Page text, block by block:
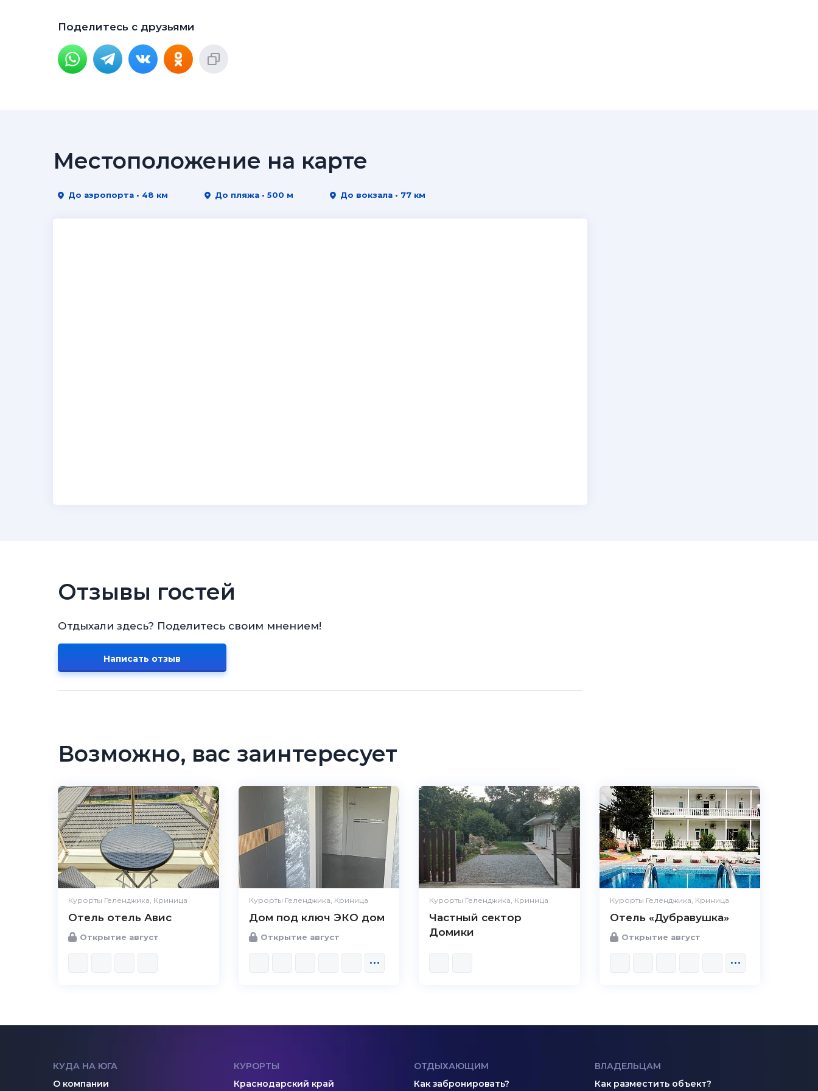
Поделитесь с друзьями
Местоположение на карте
До аэропорта • 48 км До пляжа • 500 м До вокзала • 77 км
Отзывы гостей
Отдыхали здесь? Поделитесь своим мнением!
Написать отзыв
Возможно, вас заинтересует
Курорты Геленджика, Криница
Отель отель Авис
Открытие август
Курорты Геленджика, Криница
Дом под ключ ЭКО дом
Открытие август
Курорты Геленджика, Криница
Частный сектор
Домики
Курорты Геленджика, Криница
Отель «Дубравушка»
Открытие август
КУДА НА ЮГА
О компании
КУРОРТЫ
Краснодарский край
ОТДЫХАЮЩИМ
Как забронировать?
ВЛАДЕЛЬЦАМ
Как разместить объект?